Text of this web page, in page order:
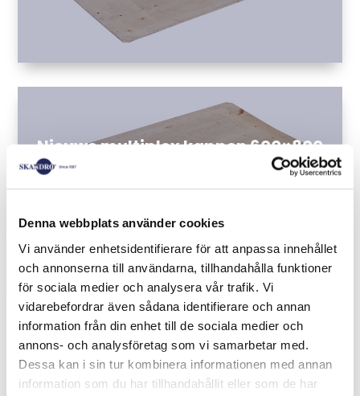
Denna webbplats använder cookies
Vi använder enhetsidentifierare för att anpassa innehållet
och annonserna till användarna, tillhandahålla funktioner
för sociala medier och analysera vår trafik. Vi
vidarebefordrar även sådana identifierare och annan
information från din enhet till de sociala medier och
annons- och analysföretag som vi samarbetar med.
Dessa kan i sin tur kombinera informationen med annan
information som du har tillhandahållit eller som de har
Nieuwe multiplex kappen 600×800
Nieuwe multiplex kappen 1200×800
mm - 6 mm